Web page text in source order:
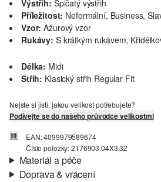
Výstřih: Špičatý výstřih
Příležitost: Neformální, Business,
Vzor: Ažurový vzor
Rukávy: S krátkým rukávem,
Délka: Midi
Střih: Klasický střih Regular Fit
Nejste si jisti, jakou velikost potřebujete?
Podívejte se do našeho průvodce velikostmi
EAN: 4099979589674
Číslo položky: 2176903.04X3.32
Materiál a péče
Doprava & vrácení